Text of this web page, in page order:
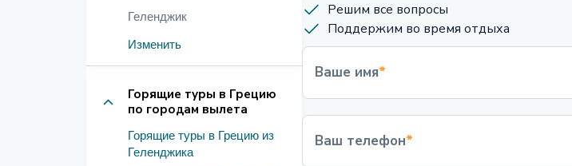
Геленджик
Изменить
Горящие туры в Грецию
по городам вылета
Горящие туры в Грецию из
Геленджика
Решим все вопросы
Поддержим во время отдыха
Ваше имя*
Ваш телефон*